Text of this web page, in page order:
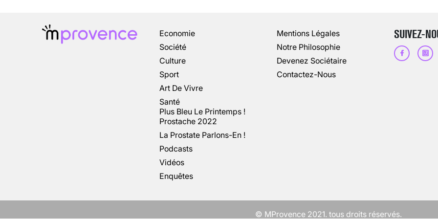
Economie
Société
Culture
Sport
Art De Vivre
Santé
Plus Bleu Le Printemps !
Prostache 2022
La Prostate Parlons-En !
Podcasts
Vidéos
Enquêtes
Mentions Légales
Notre Philosophie
Devenez Sociétaire
Contactez-Nous
SUIVEZ-
© MProvence 2021. tous droits réservés.